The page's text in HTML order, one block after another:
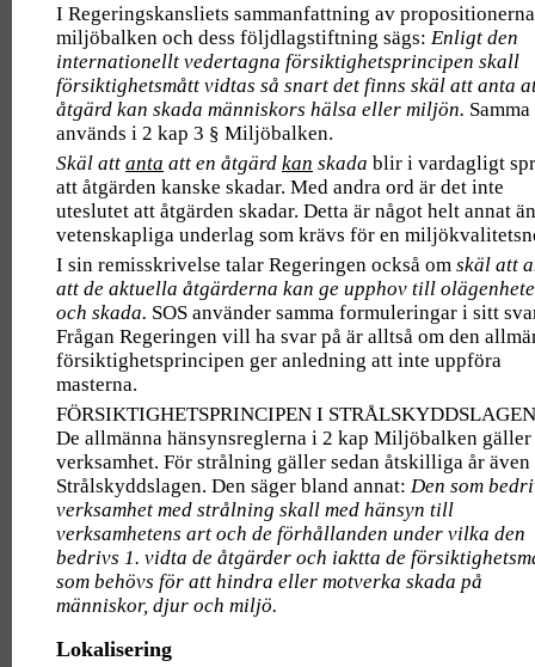
I Regeringskansliets sammanfattning av
miljöbalken och dess följdlagstiftning sägs: Enligt den
internationellt vedertagna försiktighetsprincipen skall
försiktighetsmått vidtas så snart det finns skäl att anta
åtgärd kan skada människors hälsa eller miljön.
används i 2 kap 3 § Miljöbalken.
Skäl att anta att en åtgärd kan skada blir i vardagligt
att åtgärden kanske skadar. Med andra ord är det inte
uteslutet att åtgärden skadar. Detta är något helt annat
vetenskapliga underlag som krävs för en
I sin remisskrivelse talar Regeringen också om skäl att
att de aktuella åtgärderna kan ge upphov till
och skada. SOS använder samma formuleringar i sitt
Frågan Regeringen vill ha svar på är alltså om den
försiktighetsprincipen ger anledning att inte uppföra
masterna.
FÖRSIKTIGHETSPRINCIPEN I STRÅLSKYDDSLAGEN
De allmänna hänsynsreglerna i 2 kap Miljöbalken
verksamhet. För strålning gäller sedan åtskilliga år även
Strålskyddslagen. Den säger bland annat: Den som
verksamhet med strålning skall med hänsyn till
verksamhetens art och de förhållanden under vilka den
bedrivs 1. vidta de åtgärder och iaktta de
som behövs för att hindra eller motverka skada på
människor, djur och miljö.
Lokalisering